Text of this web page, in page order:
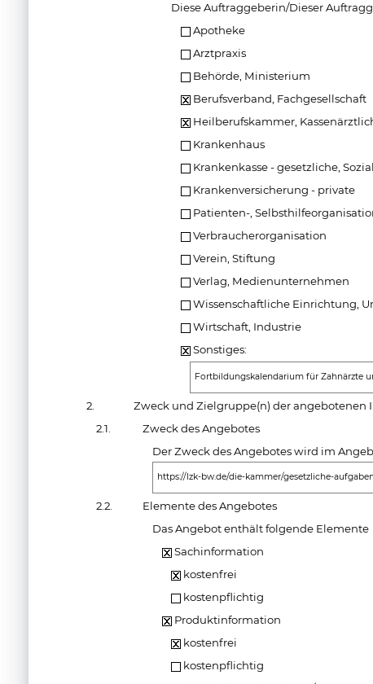
Diese Auftraggeberin/Dieser
Apotheke
Arztpraxis
Behörde, Ministerium
Berufsverband, Fachgesellschaft
Heilberufskammer,
Krankenhaus
Krankenkasse - gesetzliche,
Krankenversicherung - private
Patienten-,
Verbraucherorganisation
Verein, Stiftung
Verlag, Medienunternehmen
Wissenschaftliche Einrichtung,
Wirtschaft, Industrie
Sonstiges:
Fortbildungskalendarium für Zahnärzte
2.
Zweck und Zielgruppe(n) der angebotenen
2.1.
Zweck des Angebotes
Der Zweck des Angebotes wird im
https://lzk-bw.de/die-kammer/gesetzliche-
2.2.
Elemente des Angebotes
Das Angebot enthält folgende Elemente
Sachinformation
kostenfrei
kostenpflichtig
Produktinformation
kostenfrei
kostenpflichtig